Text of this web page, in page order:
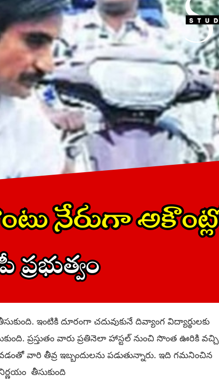
ఇంటికి దూరంగా చదువుకునే దివ్యాంగ విద్యార్థులకు
ప్రస్తుతం వారు ప్రతినెలా హాస్టల్ నుంచి సొంత ఊరికి వచ్చి
వారి తీవ్ర ఇబ్బందులను పడుతున్నారు. ఇది గమనించిన
తీసుకుంది